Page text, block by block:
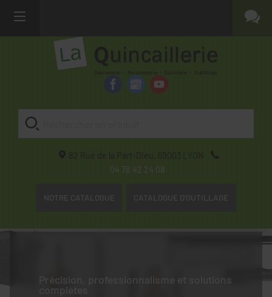
82 Rue de la Part-Dieu, 69003
LYON
04 78 42 24 08
NOTRE CATALOGUE CATALOGUE D'OUTILLAGE
Précision, professionnalisme et solutions
complètes